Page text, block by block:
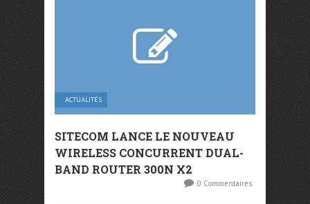
ACTUALITÉS
SITECOM LANCE LE NOUVEAU
WIRELESS CONCURRENT DUAL-
BAND ROUTER 300N X2
0 Commentaires